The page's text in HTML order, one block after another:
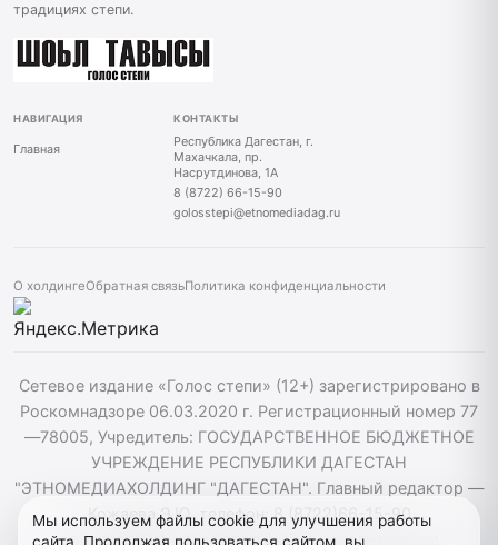
традициях степи.
НАВИГАЦИЯ
Главная
КОНТАКТЫ
Республика Дагестан, г.
Махачкала, пр.
Насрутдинова, 1А
8 (8722) 66-15-90
golosstepi@etnomediadag.ru
О холдингеОбратная связьПолитика конфиденциальности
Сетевое издание «Голос степи» (12+) зарегистрировано в
Роскомнадзоре 06.03.2020 г. Регистрационный номер 77
—78005, Учредитель: ГОСУДАРСТВЕННОЕ БЮДЖЕТНОЕ
УЧРЕЖДЕНИЕ РЕСПУБЛИКИ ДАГЕСТАН
"ЭТНОМЕДИАХОЛДИНГ "ДАГЕСТАН". Главный редактор —
Кожаева Э.Ю. телефон: 8 (8722)66-15-90
golosstepi@etnomediadag.ru При использовании
Мы используем файлы cookie для улучшения работы